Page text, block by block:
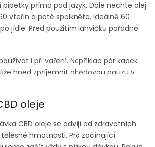
pipetky přímo pod jazyk. Dále nechte olej
vteřin a poté spolkněte. Ideálně 60
jídle. Před použitím lahvičku pořádně
i při vaření. Například pár kapek
hned zpříjemnit obědovou pauzu v
oleje
CBD oleje se odvíjí od zdravotních
hmotnosti. Pro začínající